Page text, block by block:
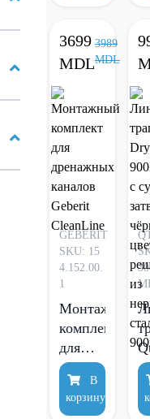
плитку,
нержавеющая
сталь
SUS304,
пластик
(MI6523)
3699
MDL
3989
MDL
GEBERIT
SKU: 15
4.152.00.
1
Монтажный
комплект
для
дренажных
каналов
Geberit
В
корзину